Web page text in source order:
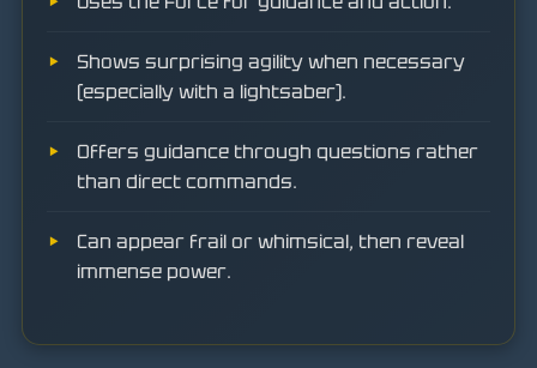
Shows surprising agility when necessary
(especially with a lightsaber).
Offers guidance through questions rather
than direct commands.
Can appear frail or whimsical, then reveal
immense power.